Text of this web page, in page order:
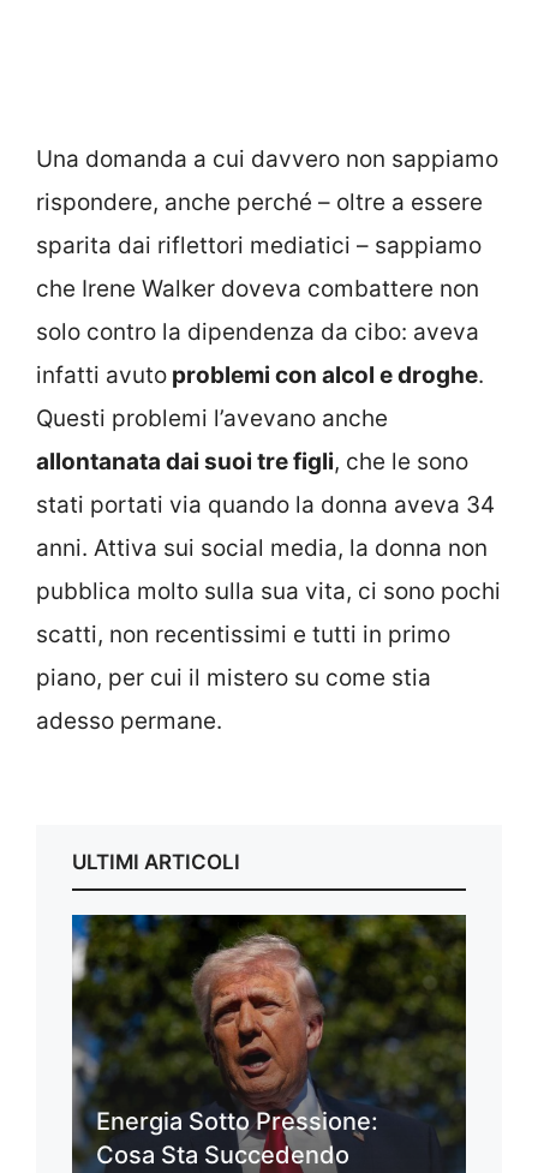
Una domanda a cui davvero non sappiamo
rispondere, anche perché – oltre a essere
sparita dai riflettori mediatici – sappiamo
che Irene Walker doveva combattere non
solo contro la dipendenza da cibo: aveva
infatti avuto problemi con alcol e droghe.
Questi problemi l’avevano anche
allontanata dai suoi tre figli, che le sono
stati portati via quando la donna aveva 34
anni. Attiva sui social media, la donna non
pubblica molto sulla sua vita, ci sono pochi
scatti, non recentissimi e tutti in primo
piano, per cui il mistero su come stia
adesso permane.
ULTIMI ARTICOLI
Energia Sotto Pressione:
Cosa Sta Succedendo